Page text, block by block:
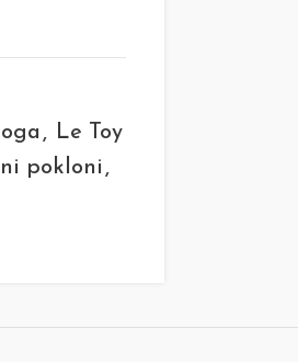
, Le Toy
pokloni ,